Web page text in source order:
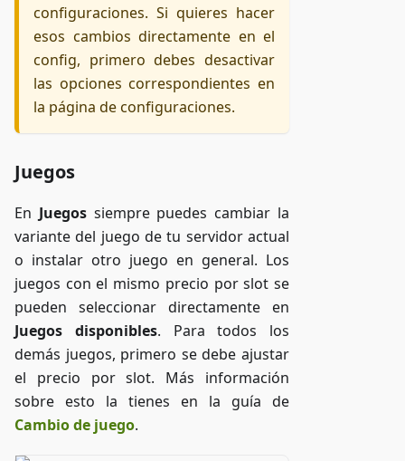
configuraciones. Si quieres hacer
esos cambios directamente en el
config, primero debes desactivar
las opciones correspondientes en
la página de configuraciones.
Juegos
En Juegossiempre puedes cambiar la
variante del juego de tu servidor actual
o instalar otro juego en general. Los
juegos con el mismo precio por slot se
pueden seleccionar directamente en
Juegos disponibles. Para todos los
demás juegos, primero se debe ajustar
el precio por slot. Más información
sobre esto la tienes en la guía de
Cambio de juego.